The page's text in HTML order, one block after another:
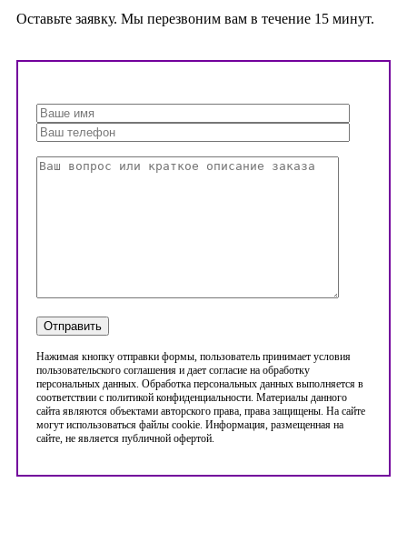
Оставьте заявку. Мы перезвоним вам в течение 15 минут.
Нажимая кнопку отправки формы, пользователь принимает условия
пользовательского соглашения и дает согласие на обработку
персональных данных. Обработка персональных данных выполняется в
соответствии с политикой конфиденциальности. Материалы данного
сайта являются объектами авторского права, права защищены. На сайте
могут использоваться файлы cookie. Информация, размещенная на
сайте, не является публичной офертой.